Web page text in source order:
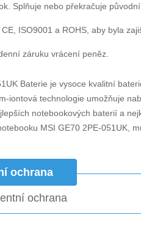
Splňuje nebo překračuje původní
ISO9001 a ROHS, aby byla
záruku vrácení peněz.
Baterie je vysoce kvalitní
iontová technologie umožňuje
notebookových baterií a
MSI GE70 2PE-051UK ,
ochrana
ochrana